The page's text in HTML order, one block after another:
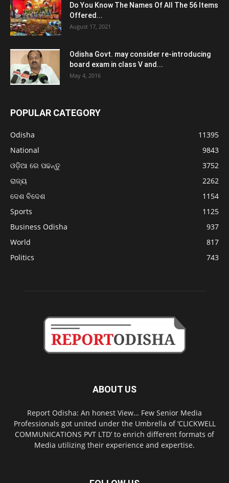
Do You Know The Names Of All The 56 Items
Offered...
August 17, 2021
Odisha Govt. may consider re-introducing
board exam in class V and...
May 4, 2016
POPULAR CATEGORY
Odisha
11395
National
9843
ଓଡ଼ିଆ ରେ ପଢନ୍ତୁ
3752
ରାଜ୍ୟ
2262
ଦେଶ ବିଦେଶ
1154
Sports
1125
Business Odisha
937
World
817
Politics
743
ABOUT US
Report Odisha: An honest View… Few Senior Media
Professionals got united under the Umbrella of ‘CLICKWELL
COMMUNICATIONS PVT LTD’ to enrich different formats of
Media utilizing their experience and expertise.